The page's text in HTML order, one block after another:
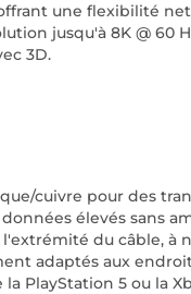
une flexibilité
jusqu'à 8K @ 60
3D.
cuivre pour des
élevés sans
du câble,
adaptés aux
PlayStation 5 ou la